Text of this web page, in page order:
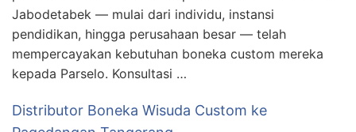
Jabodetabek — mulai dari individu, instansi
pendidikan, hingga perusahaan besar — telah
mempercayakan kebutuhan boneka custom mereka
kepada Parselo. Konsultasi …
Distributor Boneka Wisuda Custom ke